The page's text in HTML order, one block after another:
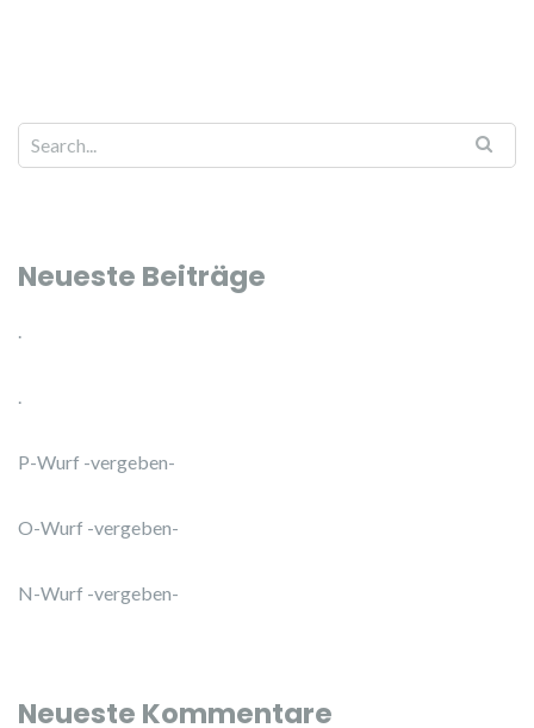
Search for:
Neueste Beiträge
.
.
P-Wurf -vergeben-
O-Wurf -vergeben-
N-Wurf -vergeben-
Neueste Kommentare